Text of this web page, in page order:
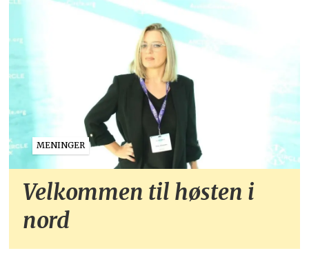
MENINGER
Velkommen til høsten i
nord